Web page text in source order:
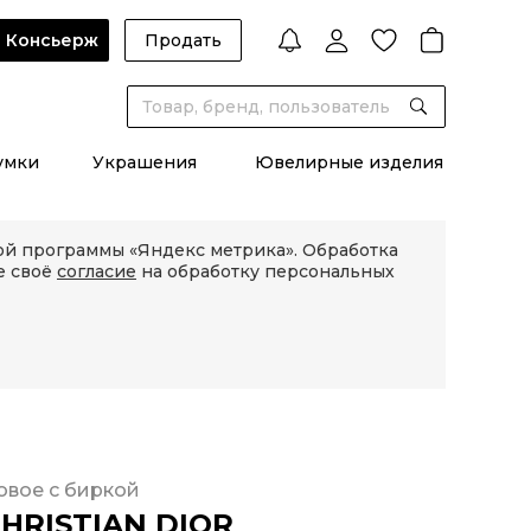
Консьерж Продать
Украшения Ювелирные изделия
программы «Яндекс метрика». Обработка
своё согласие на обработку персональных
с биркой